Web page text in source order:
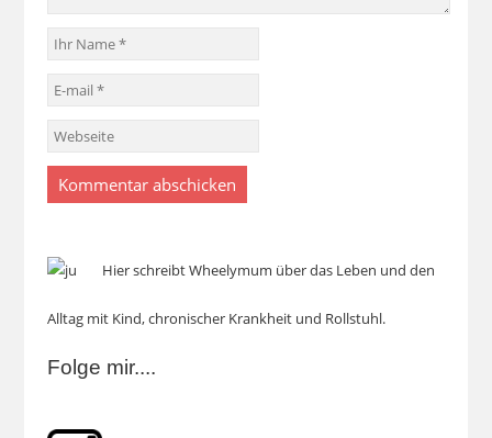
Hier schreibt Wheelymum über das Leben und den
Alltag mit Kind, chronischer Krankheit und Rollstuhl.
Folge mir....